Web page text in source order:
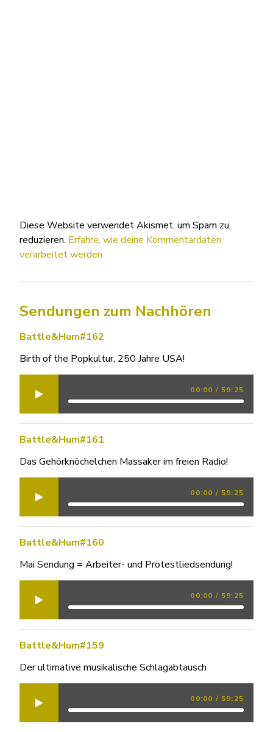
Diese Website verwendet Akismet, um Spam zu
reduzieren. Erfahre, wie deine Kommentardaten
verarbeitet werden.
Sendungen zum Nachhören
Battle&Hum#162
Birth of the Popkultur, 250 Jahre USA!
00:00 / 59:25
Battle&Hum#161
Das Gehörknöchelchen Massaker im freien Radio!
00:00 / 59:25
Battle&Hum#160
Mai Sendung = Arbeiter- und Protestliedsendung!
00:00 / 59:25
Battle&Hum#159
Der ultimative musikalische Schlagabtausch
00:00 / 59:25